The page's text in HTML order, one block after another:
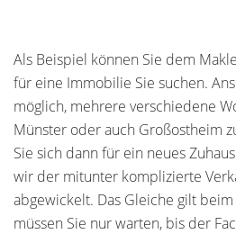
Als Beispiel können Sie dem
für eine Immobilie Sie suchen.
möglich, mehrere verschiedene
Münster oder auch Großostheim
Sie sich dann für ein neues
wir der mitunter komplizierte
abgewickelt. Das Gleiche gilt
müssen Sie nur warten, bis der